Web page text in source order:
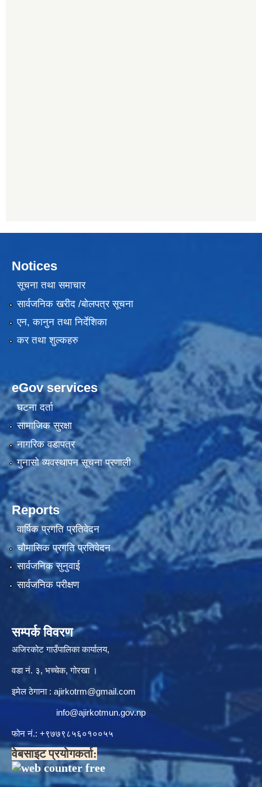
Notices
सूचना तथा समाचार
सार्वजनिक खरीद /बोलपत्र सूचना
एन, कानुन तथा निर्देशिका
कर तथा शुल्कहरु
eGov services
घटना दर्ता
सामाजिक सुरक्षा
नागरिक वडापत्र
गुनासो व्यवस्थापन सूचना प्रणाली
Reports
वार्षिक प्रगति प्रतिवेदन
चौमासिक प्रगति प्रतिवेदन
सार्वजनिक सुनुवाई
सार्वजनिक परीक्षण
सम्पर्क विवरण
अजिरकोट गाउँपालिका कार्यालय,
वडा नं. ३, भच्चेक, गोरखा ।
इमेल ठेगाना : ajirkotrm@gmail.com
info@ajirkotmun.gov.np
फोन नं.: ‍‌+९७७९८५६०१००५५
वेबसाइट प्रयोगकर्ता: